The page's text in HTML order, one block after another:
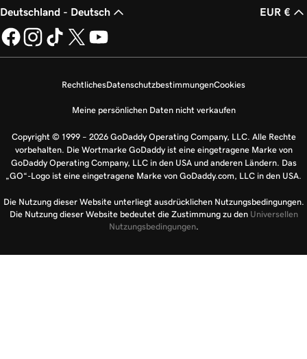
Deutschland - Deutsch EUR €
RechtlichesDatenschutzbestimmungenCookies
Meine persönlichen Daten nicht verkaufen
Copyright © 1999 – 2026 GoDaddy Operating Company, LLC. Alle Rechte
vorbehalten. Die Wortmarke GoDaddy ist eine eingetragene Marke von
GoDaddy Operating Company, LLC in den USA und anderen Ländern. Das
„GO“-Logo ist eine eingetragene Marke von GoDaddy.com, LLC in den USA.
Die Nutzung dieser Website unterliegt ausdrücklichen Nutzungsbedingungen.
Die Nutzung dieser Website bedeutet die Zustimmung zu den Universellen
Nutzungsbedingungen.